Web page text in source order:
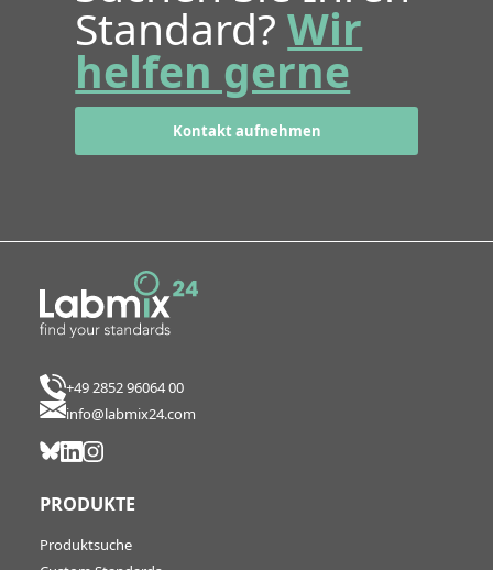
Standard?Wir
helfen gerne
Kontakt aufnehmen
+49 2852 96064 00
info@labmix24.com
PRODUKTE
Produktsuche